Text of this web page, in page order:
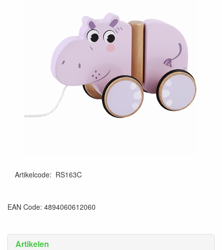
Artikelen
Artikelcode: RS163C
EAN Code: 4894060612060